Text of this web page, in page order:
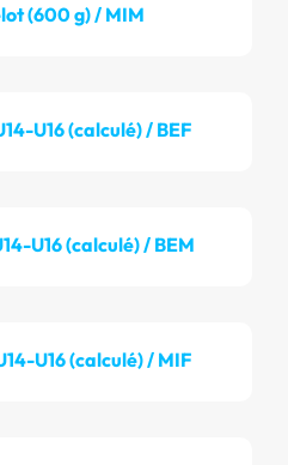
(600 g) / MIM
U16 (calculé) / BEF
U16 (calculé) / BEM
U16 (calculé) / MIF